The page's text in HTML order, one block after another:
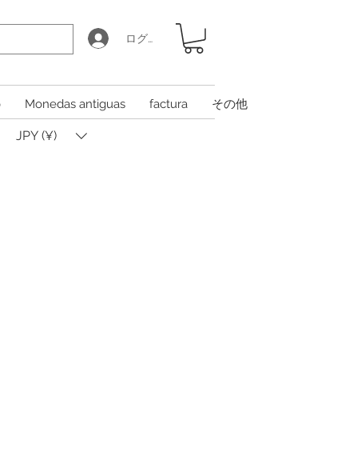
ログイン
Monedas antiguas factura その他
JPY (¥)